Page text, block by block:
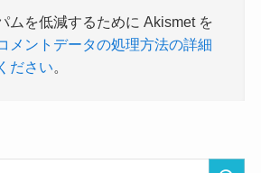
ムを低減するために Akismet を
メントデータの処理方法の詳細
ださい。